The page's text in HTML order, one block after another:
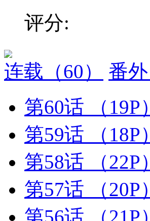
评分:
连载 （60） 番外
第60话
（19P）
第59话
（18P）
第58话
（22P）
第57话
（20P）